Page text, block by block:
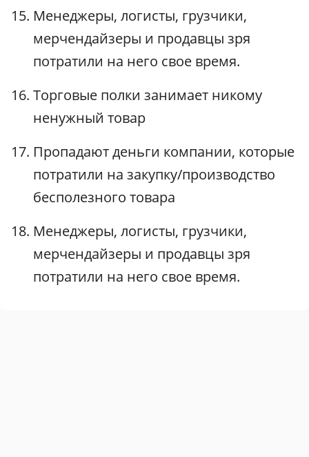
Менеджеры, логисты, грузчики,
мерчендайзеры и продавцы зря
потратили на него свое время.
Торговые полки занимает никому
ненужный товар
Пропадают деньги компании, которые
потратили на закупку/производство
бесполезного товара
Менеджеры, логисты, грузчики,
мерчендайзеры и продавцы зря
потратили на него свое время.